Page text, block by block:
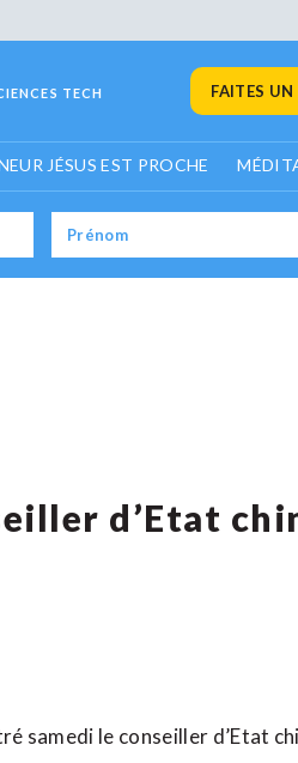
TECH FAITES
JÉSUS EST PROCHE
d’Etat
samedi le conseiller d’Etat